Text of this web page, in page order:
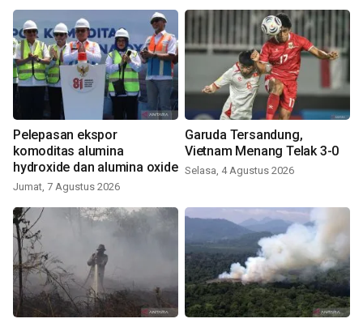
Pelepasan ekspor
komoditas alumina
hydroxide dan alumina oxide
Jumat, 7 Agustus 2026
Garuda Tersandung,
Vietnam Menang Telak 3-0
Selasa, 4 Agustus 2026